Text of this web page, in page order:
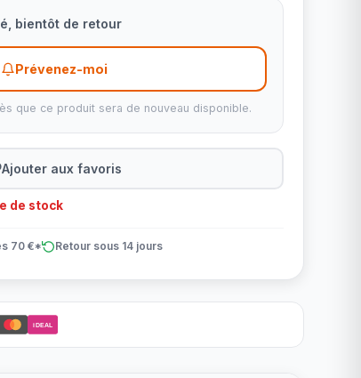
bientôt de retour
Prévenez-moi
que ce produit sera de nouveau disponible.
Ajouter aux favoris
de stock
70 €* Retour sous 14 jours
iDEAL